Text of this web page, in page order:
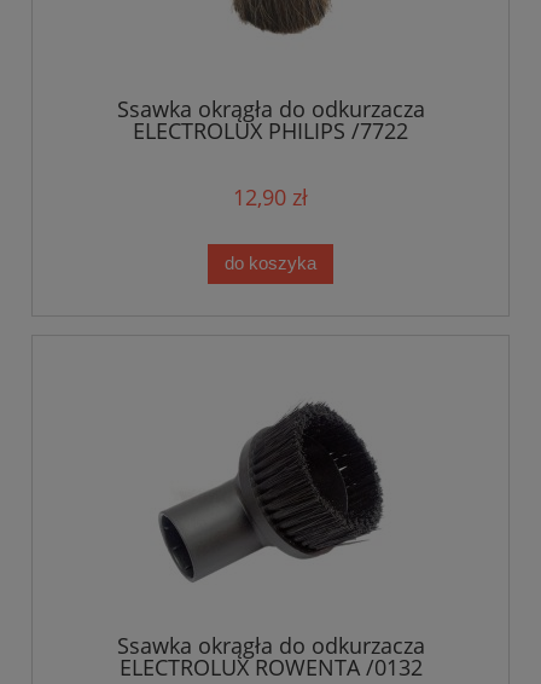
Ssawka okrągła do odkurzacza
ELECTROLUX PHILIPS /7722
12,90 zł
do koszyka
Ssawka okrągła do odkurzacza
ELECTROLUX ROWENTA /0132